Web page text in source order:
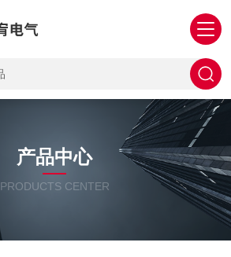
产品中心
PRODUCTS CENTER